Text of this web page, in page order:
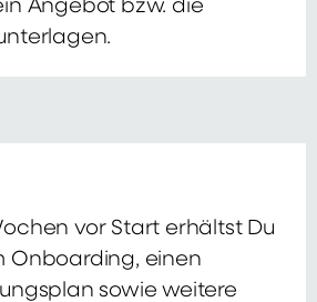
Angebot bzw. die
vor Start erhältst Du
Onboarding, einen
sowie weitere